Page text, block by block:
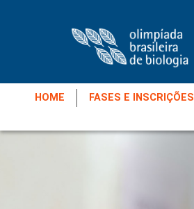
HOME FASES E INSCRIÇÕES